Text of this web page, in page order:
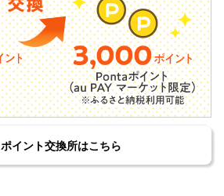
ポイント交換所はこちら